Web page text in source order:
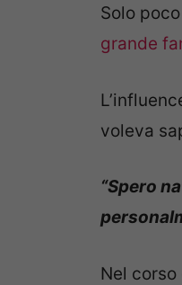
Solo
grande
voleva
“Spero
Nel